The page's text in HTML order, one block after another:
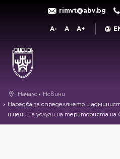
rimvt@abv.bg
A- A A+
Начало
Новини
Наредба за определянето и
и цени на услуги на територията на